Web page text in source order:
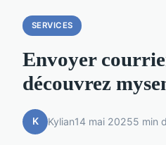
SERVICES
Envoyer
découvrez
K Kylian14 mai 20255 min